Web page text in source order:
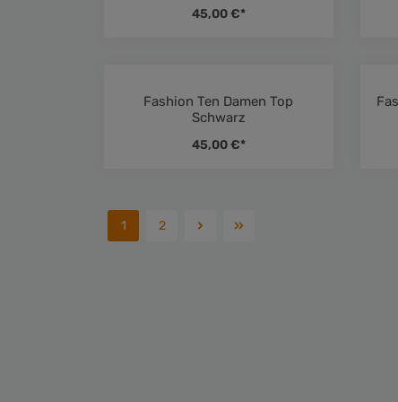
45,00 €*
Durchschnittliche Bewertung
Fashion Ten Damen Top
Schwarz
45,00 €*
1 2